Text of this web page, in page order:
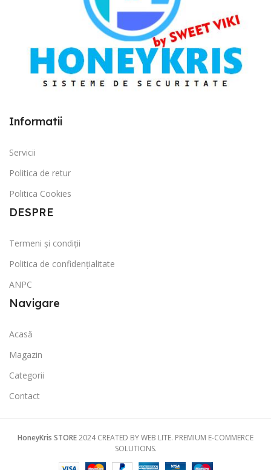
Informatii
Servicii
Politica de retur
Politica Cookies
DESPRE
Termeni și condiții
Politica de confidențialitate
ANPC
Navigare
Acasă
Magazin
Categorii
Contact
HoneyKris STORE2024 CREATED BY WEB LITE. PREMIUM E-COMMERCE
SOLUTIONS.